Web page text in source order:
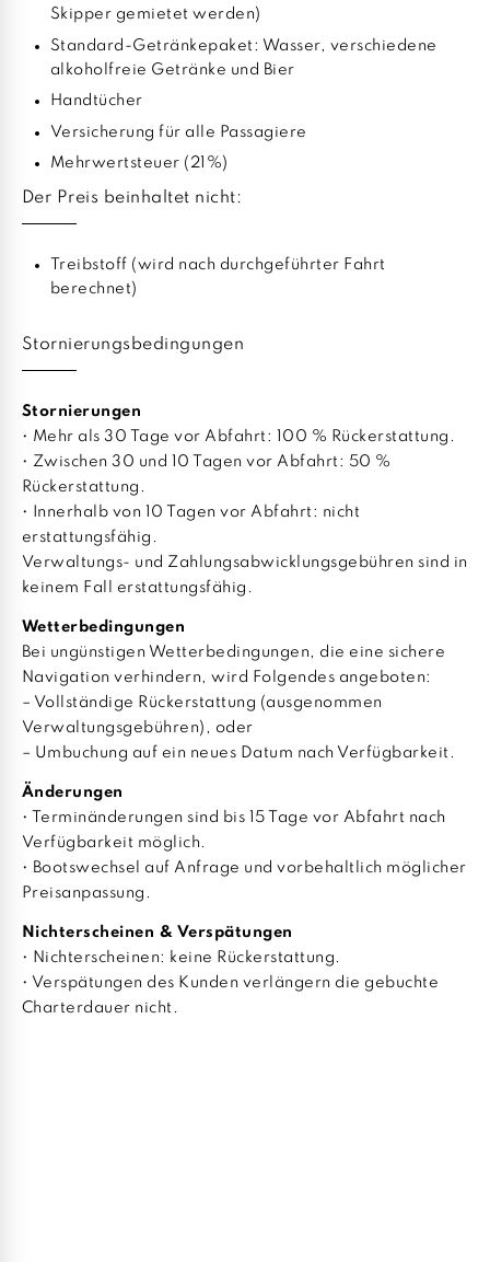
Skipper gemietet werden)
Standard-Getränkepaket: Wasser, verschiedene
alkoholfreie Getränke und Bier
Handtücher
Versicherung für alle Passagiere
Mehrwertsteuer (21%)
Der Preis beinhaltet nicht:
Treibstoff (wird nach durchgeführter Fahrt
berechnet)
Stornierungsbedingungen
Stornierungen
• Mehr als 30 Tage vor Abfahrt: 100 % Rückerstattung.
• Zwischen 30 und 10 Tagen vor Abfahrt: 50 %
Rückerstattung.
• Innerhalb von 10 Tagen vor Abfahrt: nicht
erstattungsfähig.
Verwaltungs- und Zahlungsabwicklungsgebühren sind in
keinem Fall erstattungsfähig.
Wetterbedingungen
Bei ungünstigen Wetterbedingungen, die eine sichere
Navigation verhindern, wird Folgendes angeboten:
– Vollständige Rückerstattung (ausgenommen
Verwaltungsgebühren), oder
– Umbuchung auf ein neues Datum nach Verfügbarkeit.
Änderungen
• Terminänderungen sind bis 15 Tage vor Abfahrt nach
Verfügbarkeit möglich.
• Bootswechsel auf Anfrage und vorbehaltlich möglicher
Preisanpassung.
Nichterscheinen & Verspätungen
• Nichterscheinen: keine Rückerstattung.
• Verspätungen des Kunden verlängern die gebuchte
Charterdauer nicht.